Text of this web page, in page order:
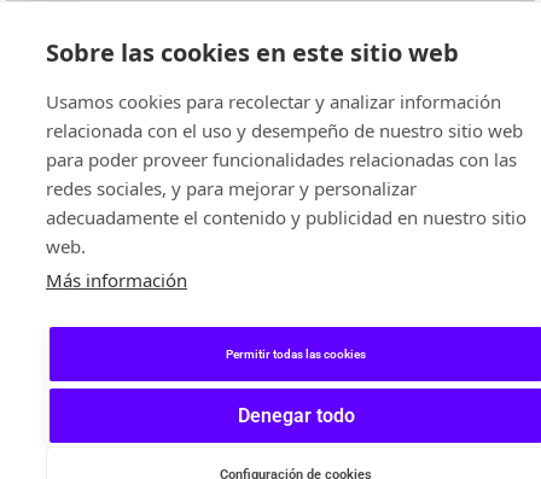
Sobre las cookies en este sitio web
Usamos cookies para recolectar y analizar información
relacionada con el uso y desempeño de nuestro sitio web
para poder proveer funcionalidades relacionadas con las
redes sociales, y para mejorar y personalizar
adecuadamente el contenido y publicidad en nuestro sitio
web.
Más información
Permitir todas las cookies
Denegar todo
Configuración de cookies